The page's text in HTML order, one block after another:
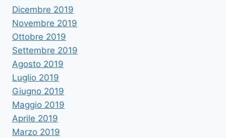
Dicembre 2019
Novembre 2019
Ottobre 2019
Settembre 2019
Agosto 2019
Luglio 2019
Giugno 2019
Maggio 2019
Aprile 2019
Marzo 2019